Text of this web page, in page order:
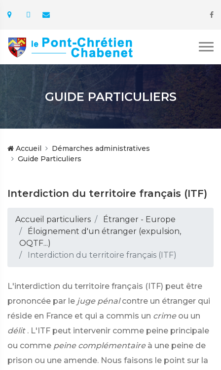
GUIDE PARTICULIERS
Accueil
Démarches administratives
Guide Particuliers
Interdiction du territoire français (ITF)
Accueil particuliers
Étranger - Europe
Éloignement d'un étranger (expulsion,
OQTF...)
Interdiction du territoire français (ITF)
L'interdiction du territoire français (ITF) peut être
prononcée par le juge pénal contre un étranger qui
réside en France et qui a commis un crime ou un
délit . L'ITF peut intervenir comme peine principale
ou comme peine complémentaire à une peine de
prison ou une amende. Nous faisons le point sur la